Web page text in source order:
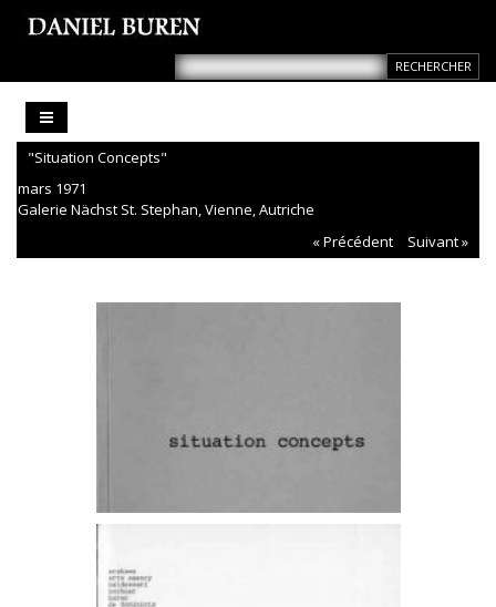
"Situation Concepts"
mars 1971
Galerie Nächst St. Stephan, Vienne, Autriche
« Précédent
Suivant »